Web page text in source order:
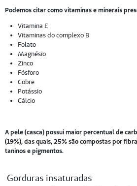
Podemos citar como vitaminas e minerais
Vitamina E
Vitaminas do complexo B
Folato
Magnésio
Zinco
Fósforo
Cobre
Potássio
Cálcio
A pele (casca) possui maior percentual de
(19%), das quais, 25% são compostas por
taninos e pigmentos.
Gorduras insaturadas